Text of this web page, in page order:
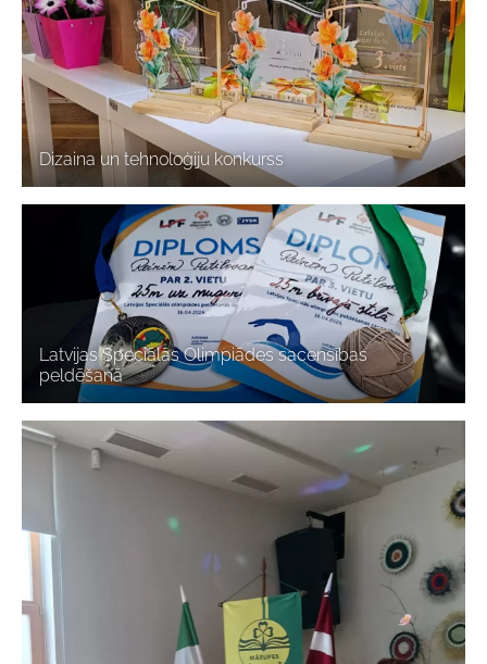
Dizaina un tehnoloģiju konkurss
Latvijas Speciālās Olimpiādes sacensības
peldēšanā